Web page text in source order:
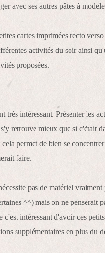
avec ses autres pâtes à
cartes imprimées recto
activités du soir ainsi
proposées.
très intéressant. Présenter les
retrouve mieux que si c'était
permet de bien se
faire.
pas de matériel
^^) mais on ne penserait
c'est intéressant d'avoir ces
supplémentaires en plus du